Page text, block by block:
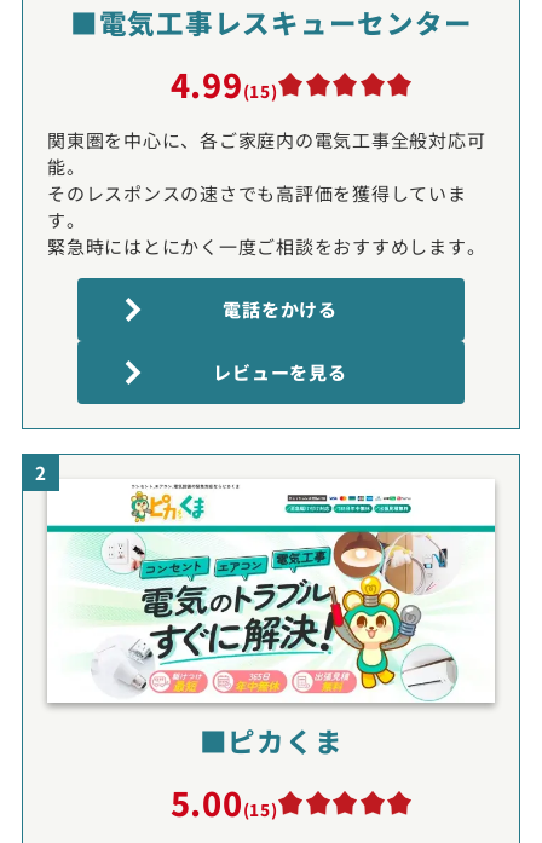
■電気工事レスキューセンター
4.99(15)
関東圏を中心に、各ご家庭内の電気工事全般対応可
能。
そのレスポンスの速さでも高評価を獲得していま
す。
緊急時にはとにかく一度ご相談をおすすめします。
電話をかける
レビューを見る
2
■ピカくま
5.00(15)